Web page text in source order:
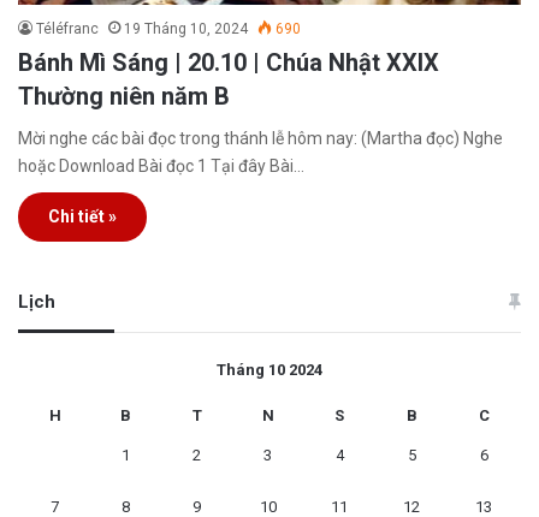
Téléfranc 19 Tháng 10, 2024 690
Bánh Mì Sáng | 20.10 | Chúa Nhật XXIX
Thường niên năm B
Mời nghe các bài đọc trong thánh lễ hôm nay: (Martha đọc) Nghe
hoặc Download Bài đọc 1 Tại đây Bài…
Chi tiết »
Lịch
Tháng 10 2024
H B T N S B C
1 2 3 4 5 6
7 8 9 10 11 12 13